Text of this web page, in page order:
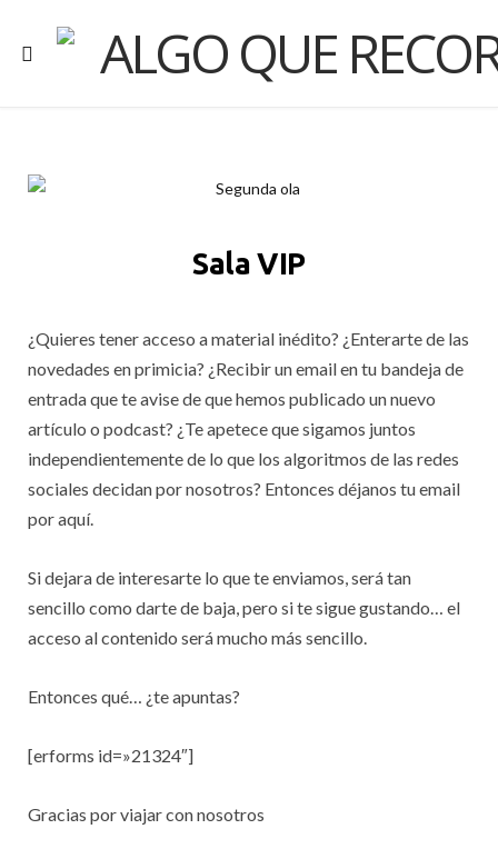
Sala VIP
¿Quieres tener acceso a material inédito? ¿Enterarte de las
novedades en primicia? ¿Recibir un email en tu bandeja de
entrada que te avise de que hemos publicado un nuevo
artículo o podcast? ¿Te apetece que sigamos juntos
independientemente de lo que los algoritmos de las redes
sociales decidan por nosotros? Entonces déjanos tu email
por aquí.
Si dejara de interesarte lo que te enviamos, será tan
sencillo como darte de baja, pero si te sigue gustando… el
acceso al contenido será mucho más sencillo.
Entonces qué… ¿te apuntas?
[erforms id=»21324″]
Gracias por viajar con nosotros